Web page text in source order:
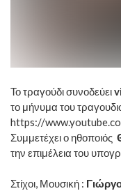
Το τραγούδι συνοδεύει
το μήνυμα του
https://
Συμμετέχει ο ηθοποιός
την επιμέλεια του
Στίχοι, Μουσική :